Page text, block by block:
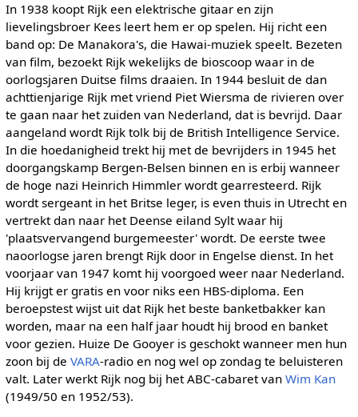
In 1938 koopt Rijk een elektrische gitaar en zijn
lievelingsbroer Kees leert hem er op spelen. Hij richt een
band op: De Manakora's, die Hawai-muziek speelt. Bezeten
van film, bezoekt Rijk wekelijks de bioscoop waar in de
oorlogsjaren Duitse films draaien. In 1944 besluit de dan
achttienjarige Rijk met vriend Piet Wiersma de rivieren over
te gaan naar het zuiden van Nederland, dat is bevrijd. Daar
aangeland wordt Rijk tolk bij de British Intelligence Service.
In die hoedanigheid trekt hij met de bevrijders in 1945 het
doorgangskamp Bergen-Belsen binnen en is erbij wanneer
de hoge nazi Heinrich Himmler wordt gearresteerd. Rijk
wordt sergeant in het Britse leger, is even thuis in Utrecht en
vertrekt dan naar het Deense eiland Sylt waar hij
'plaatsvervangend burgemeester' wordt. De eerste twee
naoorlogse jaren brengt Rijk door in Engelse dienst. In het
voorjaar van 1947 komt hij voorgoed weer naar Nederland.
Hij krijgt er gratis en voor niks een HBS-diploma. Een
beroepstest wijst uit dat Rijk het beste banketbakker kan
worden, maar na een half jaar houdt hij brood en banket
voor gezien. Huize De Gooyer is geschokt wanneer men hun
zoon bij de VARA-radio en nog wel op zondag te beluisteren
valt. Later werkt Rijk nog bij het ABC-cabaret van Wim Kan
(1949/50 en 1952/53).